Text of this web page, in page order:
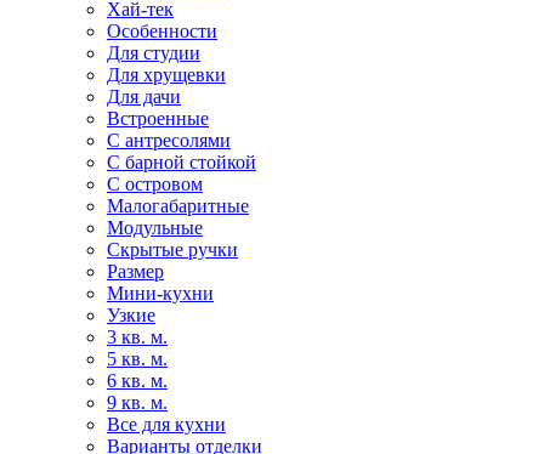
Хай-тек
Особенности
Для студии
Для хрущевки
Для дачи
Встроенные
С антресолями
С барной стойкой
С островом
Малогабаритные
Модульные
Скрытые ручки
Размер
Мини-кухни
Узкие
3 кв. м.
5 кв. м.
6 кв. м.
9 кв. м.
Все для кухни
Варианты отделки